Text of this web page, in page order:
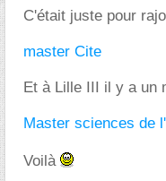
C'était juste pour
master Cite
Et à Lille III il y a un
Master sciences de
Voilà